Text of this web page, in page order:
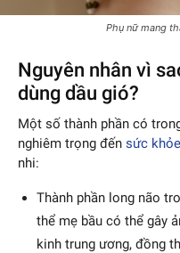
Phụ nữ mang
Nguyên nhân vì
dùng dầu gió?
Một số thành phần có
nghiêm trọng đến sức
nhi:
Thành phần long não
thể mẹ bầu có thể gây
kinh trung ương, đồng